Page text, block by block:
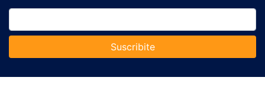
Suscribite